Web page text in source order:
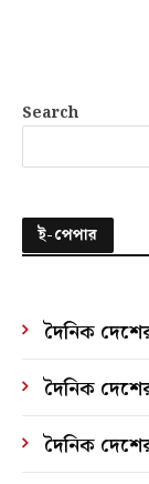
Search
ই-পেপার
দৈনিক
দৈনিক
দৈনিক